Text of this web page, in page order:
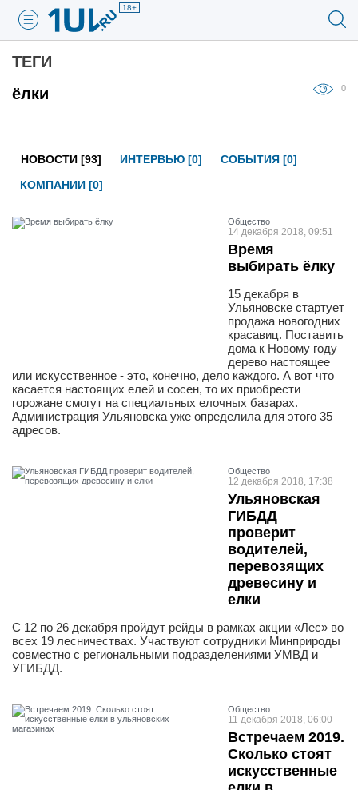
18+
ТЕГИ
ёлки
0
НОВОСТИ [93] ИНТЕРВЬЮ [0]
СОБЫТИЯ [0]
КОМПАНИИ [0]
Общество
14 декабря 2018, 09:51
Время
выбирать ёлку
15 декабря в
Ульяновске стартует
продажа новогодних
красавиц. Поставить
дома к Новому году
дерево настоящее
или искусственное - это, конечно, дело каждого. А вот что
касается настоящих елей и сосен, то их приобрести
горожане смогут на специальных елочных базарах.
Администрация Ульяновска уже определила для этого 35
адресов.
Общество
12 декабря 2018, 17:38
Ульяновская
ГИБДД
проверит
водителей,
перевозящих
древесину и
елки
С 12 по 26 декабря пройдут рейды в рамках акции «Лес» во
всех 19 лесничествах. Участвуют сотрудники Минприроды
совместно с региональными подразделениями УМВД и
УГИБДД.
Общество
11 декабря 2018, 06:00
Встречаем 2019.
Сколько стоят
искусственные